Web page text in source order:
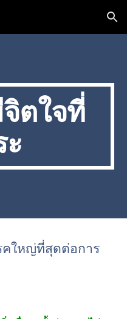
Skip to navigation
ตใจที่
คใหญ่ที่สุดต่อการ